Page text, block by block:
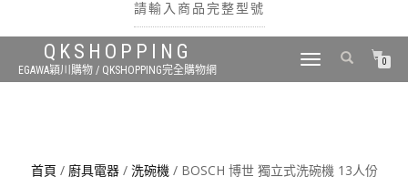
請輸入商品完整型號
QKSHOPPING
EGAWA穎川購物 / QKSHOPPING完全購物網
TOGGLE
0
首頁 / 廚具電器/ 洗碗機/ BOSCH 博世 獨立式洗碗機 13人份